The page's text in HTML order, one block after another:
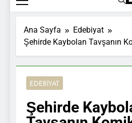
Ana Sayfa
Edebiyat
Şehirde Kaybolan Tavşanın
EDEBIYAT
Şehirde